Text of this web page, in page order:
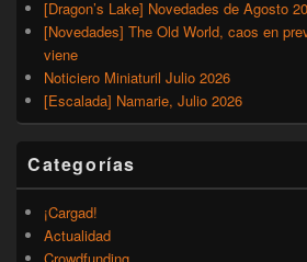
[Dragon’s Lake] Novedades de Agosto
[Novedades] The Old World, caos en
viene
Noticiero Miniaturil Julio 2026
[Escalada] Namarie, Julio 2026
Categorías
¡Cargad!
Actualidad